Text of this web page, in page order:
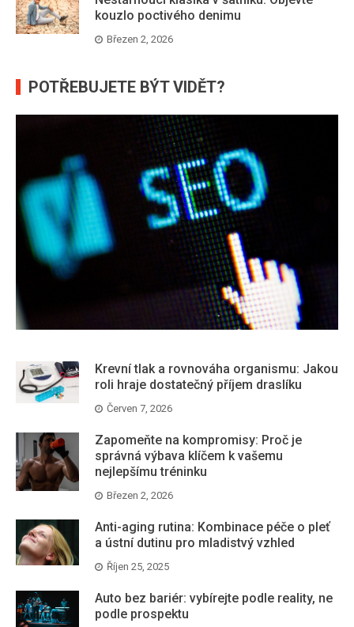
kouzlo poctivého denimu
Březen 2, 2026
POTŘEBUJETE BÝT VIDĚT?
Krevní tlak a rovnováha organismu: Jakou
roli hraje dostatečný příjem draslíku
Červen 7, 2026
Zapomeňte na kompromisy: Proč je
správná výbava klíčem k vašemu
nejlepšímu tréninku
Březen 2, 2026
Anti-aging rutina: Kombinace péče o pleť
a ústní dutinu pro mladistvý vzhled
Říjen 25, 2025
Auto bez bariér: vybírejte podle reality, ne
podle prospektu